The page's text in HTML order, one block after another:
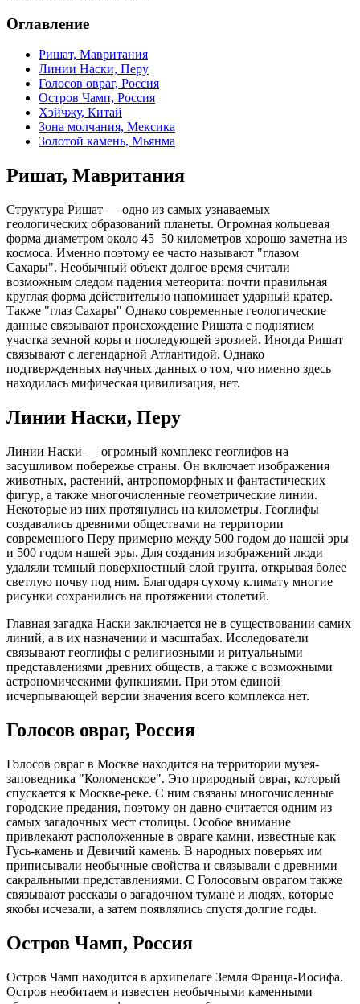
Оглавление
Ришат, Мавритания
Линии Наски, Перу
Голосов овраг, Россия
Остров Чамп, Россия
Хэйчжу, Китай
Зона молчания, Мексика
Золотой камень, Мьянма
Ришат, Мавритания
Структура Ришат — одно из самых узнаваемых
геологических образований планеты. Огромная кольцевая
форма диаметром около 45–50 километров хорошо заметна из
космоса. Именно поэтому ее часто называют "глазом
Сахары". Необычный объект долгое время считали
возможным следом падения метеорита: почти правильная
круглая форма действительно напоминает ударный кратер.
Также "глаз Сахары" Однако современные геологические
данные связывают происхождение Ришата с поднятием
участка земной коры и последующей эрозией. Иногда Ришат
связывают с легендарной Атлантидой. Однако
подтвержденных научных данных о том, что именно здесь
находилась мифическая цивилизация, нет.
Линии Наски, Перу
Линии Наски — огромный комплекс геоглифов на
засушливом побережье страны. Он включает изображения
животных, растений, антропоморфных и фантастических
фигур, а также многочисленные геометрические линии.
Некоторые из них протянулись на километры. Геоглифы
создавались древними обществами на территории
современного Перу примерно между 500 годом до нашей эры
и 500 годом нашей эры. Для создания изображений люди
удаляли темный поверхностный слой грунта, открывая более
светлую почву под ним. Благодаря сухому климату многие
рисунки сохранились на протяжении столетий.
Главная загадка Наски заключается не в существовании самих
линий, а в их назначении и масштабах. Исследователи
связывают геоглифы с религиозными и ритуальными
представлениями древних обществ, а также с возможными
астрономическими функциями. При этом единой
исчерпывающей версии значения всего комплекса нет.
Голосов овраг, Россия
Голосов овраг в Москве находится на территории музея-
заповедника "Коломенское". Это природный овраг, который
спускается к Москве-реке. С ним связаны многочисленные
городские предания, поэтому он давно считается одним из
самых загадочных мест столицы. Особое внимание
привлекают расположенные в овраге камни, известные как
Гусь-камень и Девичий камень. В народных поверьях им
приписывали необычные свойства и связывали с древними
сакральными представлениями. С Голосовым оврагом также
связывают рассказы о загадочном тумане и людях, которые
якобы исчезали, а затем появлялись спустя долгие годы.
Остров Чамп, Россия
Остров Чамп находится в архипелаге Земля Франца-Иосифа.
Остров необитаем и известен необычными каменными